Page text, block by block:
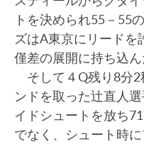
トを決められ55－55
ズはA東京にリードを
僅差の展開に持ち込ん
そして４Q残り8分2
ンドを取った辻直人
イドシュートを放ち
でなく、シュート時